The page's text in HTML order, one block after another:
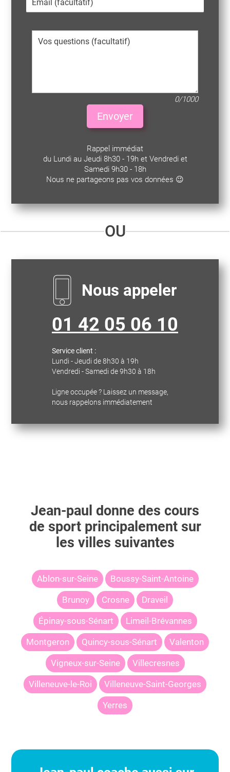
0/1000
Envoyer
Rappel immédiat
du Lundi au Jeudi 8h30 - 19h et Vendredi et
Samedi 9h30 - 18h
Nous ne partageons pas vos données 😉
OU
Nous appeler
01 42 05 06 10
Service client :
Lundi - Jeudi de 8h30 à 19h
Vendredi - Samedi de 9h30 à 18h
Ligne occupée ? Laissez un message,
nous rappelons immédiatement
Jean-paul donne des cours
de sport principalement sur
les villes suivantes
Ablon-sur-Seine Boussy-Saint-Antoine
Brunoy Crosne Draveil
Épinay-sous-Sénart Limeil-Brévannes
Montgeron Quincy-sous-Sénart Valenton
Vigneux-sur-Seine Villecresnes
Villeneuve-le-Roi Villeneuve-Saint-Georges
Yerres